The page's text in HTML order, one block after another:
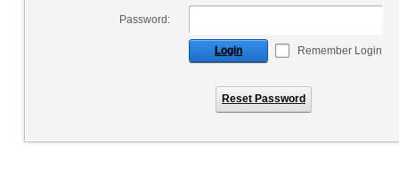
Password:
Login Remember Login
Reset Password